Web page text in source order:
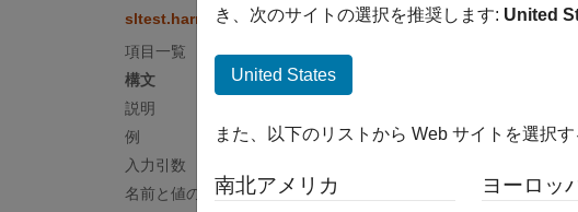
sltest.harness.create
項目一覧
構文
説明
例
入力引数
名前と値の引数
説明
き、次のサイトの選択を推奨します: United
United States
また、以下のリストから Web サイトを選択す
南北アメリカ ヨーロッ